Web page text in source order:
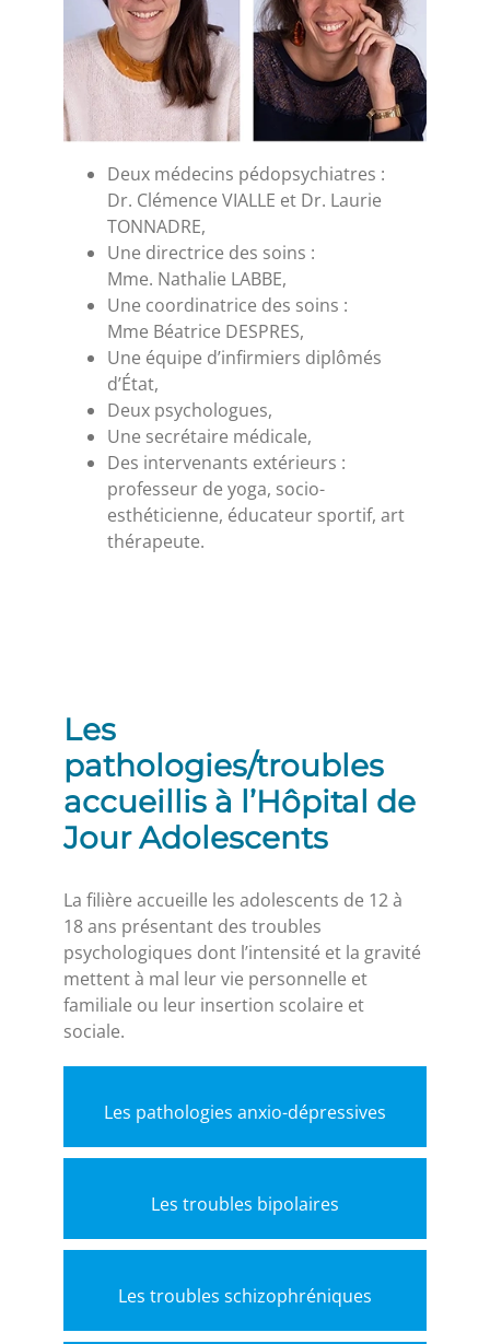
Deux médecins pédopsychiatres :
Dr. Clémence VIALLE et Dr. Laurie
TONNADRE,
Une directrice des soins :
Mme. Nathalie LABBE,
Une coordinatrice des soins :
Mme Béatrice DESPRES,
Une équipe d’infirmiers diplômés
d’État,
Deux psychologues,
Une secrétaire médicale,
Des intervenants extérieurs :
professeur de yoga, socio-
esthéticienne, éducateur sportif, art
thérapeute.
Les
pathologies/troubles
accueillis à l’Hôpital de
Jour Adolescents
La filière accueille les adolescents de 12 à
18 ans présentant des troubles
psychologiques dont l’intensité et la gravité
mettent à mal leur vie personnelle et
familiale ou leur insertion scolaire et
sociale.
Les pathologies anxio-dépressives
Les troubles bipolaires
Les troubles schizophréniques